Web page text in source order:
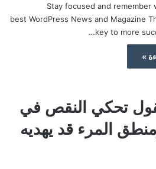
Stay focused and remember
best WordPress News and Magazine
key to more
»
تحكي النقص في
المرء قد يهديه